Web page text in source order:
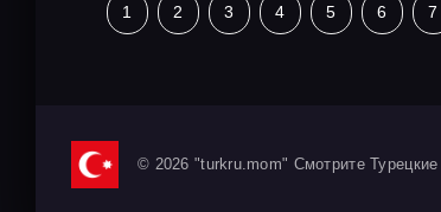
1 2 3 4 5 6 7
© 2026 "turkru.mom" Смотрите Турецкие